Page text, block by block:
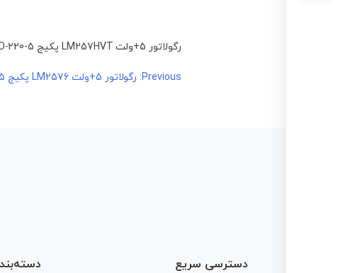
رگولاتور 5+ولت LM257HVT پکیج TO-220-5
راهبری
Previous: رگولاتور 5+ولت LM2576 پکیج TO-220-5
دسترسی سریع